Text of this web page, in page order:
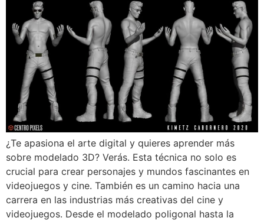
¿Te apasiona el arte digital y quieres aprender más
sobre modelado 3D? Verás. Esta técnica no solo es
crucial para crear personajes y mundos fascinantes en
videojuegos y cine. También es un camino hacia una
carrera en las industrias más creativas del cine y
videojuegos. Desde el modelado poligonal hasta la